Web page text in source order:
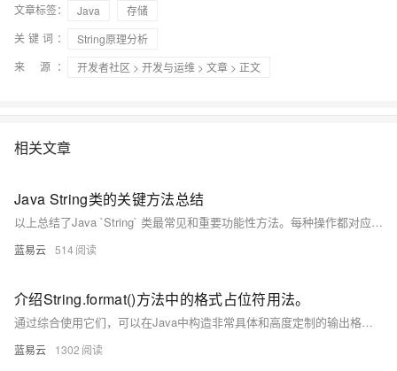
文章标签： Java
存储
关键词：
String原理分析
来 源：
开发者社区 > 开发与运维 > 文章 > 正文
相关文章
Java String类的关键方法总结
以上总结了Java `String` 类最常见和重要功能性方法。每种操作都对应着日常编程任务，并且理解每种操作如何影响及处理 `Strings` 对于任何使用 Java 的开发者来说都至关重要。
蓝易云 514
介绍String.format()方法中的格式占位符用法。
通过综合使用它们，可以在Java中构造非常具体和高度定制的输出格式。这对于输出报道、创建用户界面或者任何需要精确控制输出格式的场合都非常有用。记住，当使用格式化方法时，需要确保提供的输入参数与占位符类型匹配，否则会抛出 java.util.IllegalFormatException。
蓝易云 1302